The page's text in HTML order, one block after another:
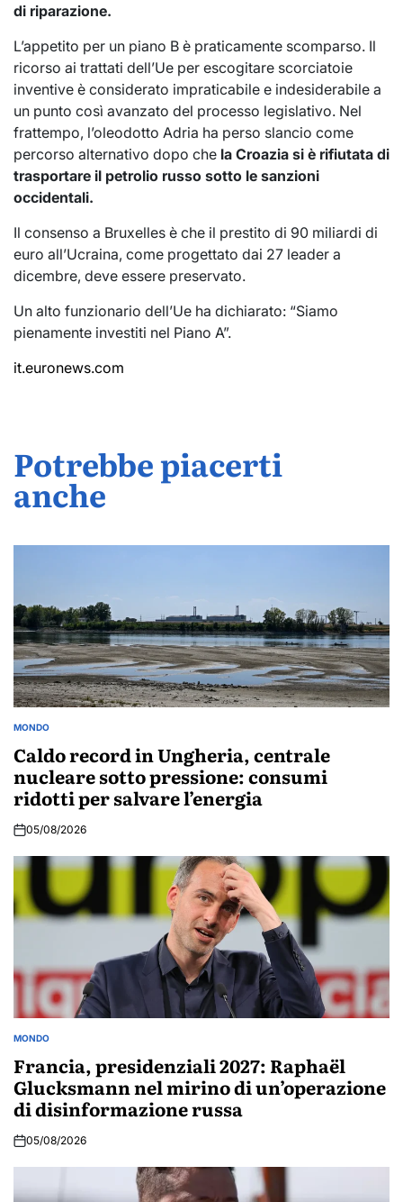
di riparazione.
L’appetito per un piano B è praticamente scomparso. Il
ricorso ai trattati dell’Ue per escogitare scorciatoie
inventive è considerato impraticabile e indesiderabile a
un punto così avanzato del processo legislativo. Nel
frattempo, l’oleodotto Adria ha perso slancio come
percorso alternativo dopo che la Croazia si è rifiutata di
trasportare il petrolio russo sotto le sanzioni
occidentali.
Il consenso a Bruxelles è che il prestito di 90 miliardi di
euro all’Ucraina, come progettato dai 27 leader a
dicembre, deve essere preservato.
Un alto funzionario dell’Ue ha dichiarato: “Siamo
pienamente investiti nel Piano A”.
it.euronews.com
Potrebbe piacerti
anche
POSTED
MONDO
Caldo record in Ungheria, centrale
nucleare sotto pressione: consumi
ridotti per salvare l’energia
05/08/2026
POSTED
MONDO
Francia, presidenziali 2027: Raphaël
Glucksmann nel mirino di un’operazione
di disinformazione russa
05/08/2026